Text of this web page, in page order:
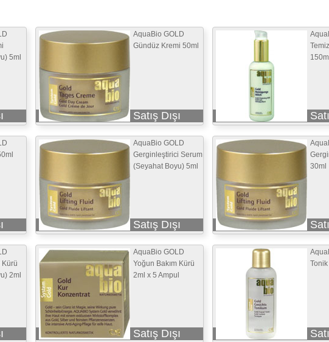
5ml
AquaBio GOLD
Gündüz Kremi 50ml
Satış Dışı
AquaBio GOLD
Gerginleştirici Serum
(Seyahat Boyu) 5ml
Satış Dışı
30ml
Kürü
2ml
AquaBio GOLD
Yoğun Bakım Kürü
2ml x 5 Ampul
Satış Dışı